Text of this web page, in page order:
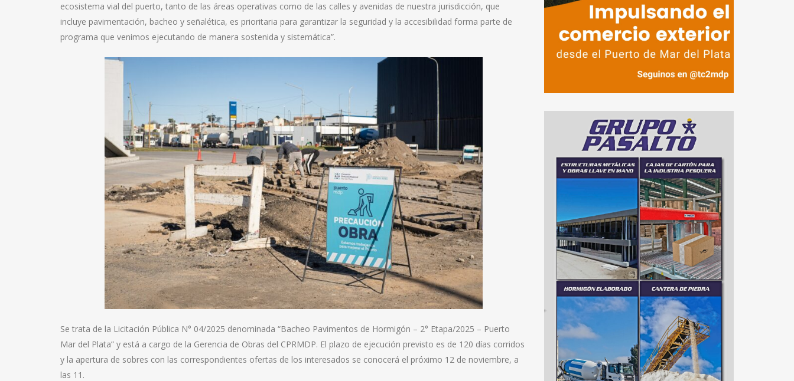
ecosistema vial del puerto, tanto de las áreas operativas como de las calles y avenidas de nuestra jurisdicción, que
incluye pavimentación, bacheo y señalética, es prioritaria para garantizar la seguridad y la accesibilidad forma parte de
programa que venimos ejecutando de manera sostenida y sistemática”.
Se trata de la Licitación Pública N° 04/2025 denominada “Bacheo Pavimentos de Hormigón – 2° Etapa/2025 – Puerto
Mar del Plata” y está a cargo de la Gerencia de Obras del CPRMDP. El plazo de ejecución previsto es de 120 días corridos
y la apertura de sobres con las correspondientes ofertas de los interesados se conocerá el próximo 12 de noviembre, a
las 11.